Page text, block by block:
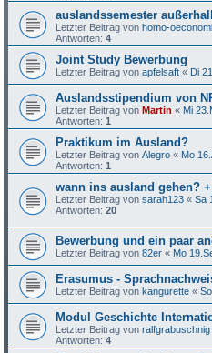
auslandssemester
Letzter Beitrag vonhomo-
Antworten:4
Joint Study Bewerbung
Letzter Beitrag vonapfelsaft « Di
Auslandsstipendium von
Letzter Beitrag vonMartin « Mi
Antworten:1
Praktikum im Ausland?
Letzter Beitrag vonAlegro « Mo
Antworten:1
wann ins ausland gehen?
Letzter Beitrag vonsarah123 «Sa
Antworten:20
Bewerbung und ein paar
Letzter Beitrag von82er « Mo
Erasumus -
Letzter Beitrag vonkangurette «
Modul Geschichte
Letzter Beitrag vonralfgrabuschnig
Antworten:4